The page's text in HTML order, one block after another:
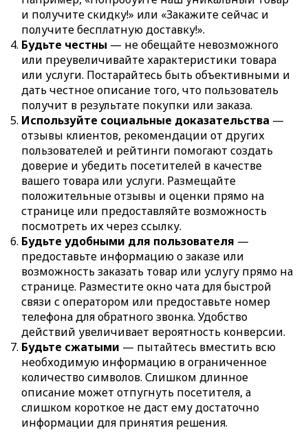
и получите скидку!» или «Закажите сейчас и
получите бесплатную доставку!».
Будьте честны — не обещайте невозможного
или преувеличивайте характеристики товара
или услуги. Постарайтесь быть объективными и
дать честное описание того, что пользователь
получит в результате покупки или заказа.
Используйте социальные доказательства —
отзывы клиентов, рекомендации от других
пользователей и рейтинги помогают создать
доверие и убедить посетителей в качестве
вашего товара или услуги. Размещайте
положительные отзывы и оценки прямо на
странице или предоставляйте возможность
посмотреть их через ссылку.
Будьте удобными для пользователя —
предоставьте информацию о заказе или
возможность заказать товар или услугу прямо на
странице. Разместите окно чата для быстрой
связи с оператором или предоставьте номер
телефона для обратного звонка. Удобство
действий увеличивает вероятность конверсии.
Будьте сжатыми — пытайтесь вместить всю
необходимую информацию в ограниченное
количество символов. Слишком длинное
описание может отпугнуть посетителя, а
слишком короткое не даст ему достаточно
информации для принятия решения.